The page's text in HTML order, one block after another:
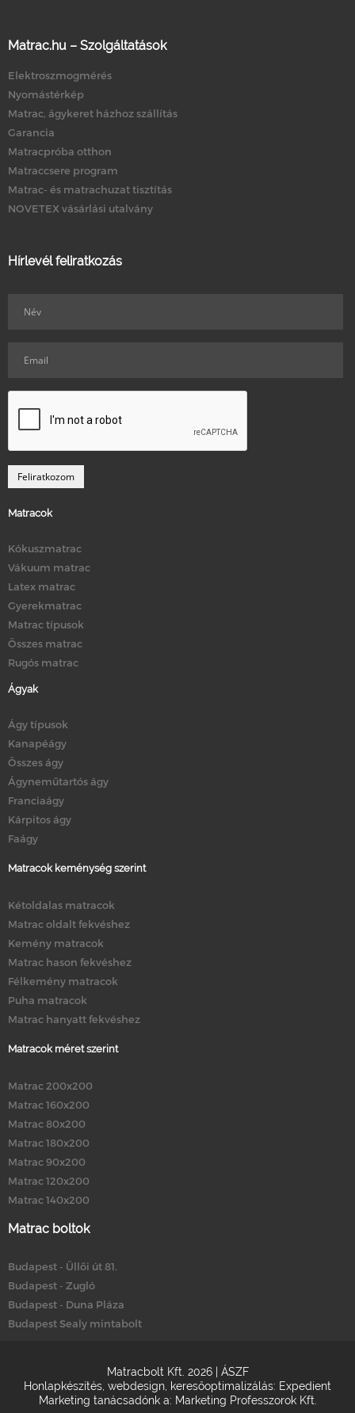
Matrac.hu – Szolgáltatások
Elektroszmogmérés
Nyomástérkép
Matrac, ágykeret házhoz szállítás
Garancia
Matracpróba otthon
Matraccsere program
Matrac- és matrachuzat tisztítás
NOVETEX vásárlási utalvány
Hírlevél feliratkozás
Matracok
Kókuszmatrac
Vákuum matrac
Latex matrac
Gyerekmatrac
Matrac típusok
Összes matrac
Rugós matrac
Ágyak
Ágy típusok
Kanapéágy
Összes ágy
Ágyneműtartós ágy
Franciaágy
Kárpitos ágy
Faágy
Matracok keménység szerint
Kétoldalas matracok
Matrac oldalt fekvéshez
Kemény matracok
Matrac hason fekvéshez
Félkemény matracok
Puha matracok
Matrac hanyatt fekvéshez
Matracok méret szerint
Matrac 200x200
Matrac 160x200
Matrac 80x200
Matrac 180x200
Matrac 90x200
Matrac 120x200
Matrac 140x200
Matrac boltok
Budapest - Üllői út 81.
Budapest - Zugló
Budapest - Duna Pláza
Budapest Sealy mintabolt
Matracbolt Kft. 2026 | ÁSZF
Honlapkészítés webdesign keresőoptimalizálás: Expedient
Marketing tanácsadónk a: Marketing Professzorok Kft.